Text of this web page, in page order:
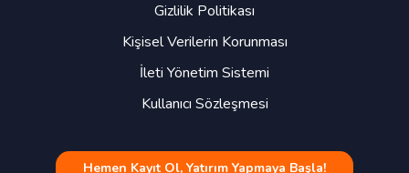
Gizlilik Politikası
Kişisel Verilerin Korunması
İleti Yönetim Sistemi
Kullanıcı Sözleşmesi
Hemen Kayıt Ol, Yatırım Yapmaya Başla!